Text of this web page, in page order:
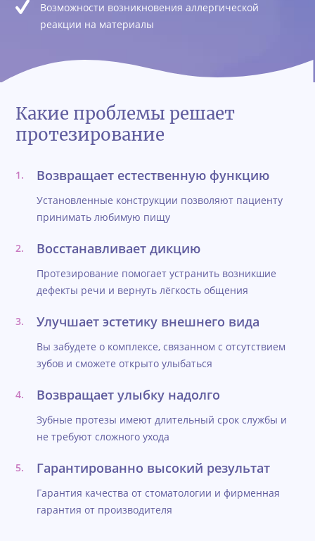
Возможности возникновения аллергической
реакции на материалы
Какие проблемы решает
протезирование
Возвращает естественную функцию
Установленные конструкции позволяют пациенту
принимать любимую пищу
Восстанавливает дикцию
Протезирование помогает устранить возникшие
дефекты речи и вернуть лёгкость общения
Улучшает эстетику внешнего вида
Вы забудете о комплексе, связанном с отсутствием
зубов и сможете открыто улыбаться
Возвращает улыбку надолго
Зубные протезы имеют длительный срок службы и
не требуют сложного ухода
Гарантированно высокий результат
Гарантия качества от стоматологии и фирменная
гарантия от производителя